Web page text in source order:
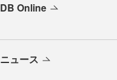
DB Online
ニュース